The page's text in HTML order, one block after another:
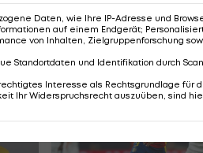
Daten, wie Ihre IP-Adresse und
auf einem Endgerät;
von Inhalten, Zielgruppenforschung
Standortdaten und Identifikation durch
Interesse als Rechtsgrundlage für
Ihr Widerspruchsrecht auszuüben, sind